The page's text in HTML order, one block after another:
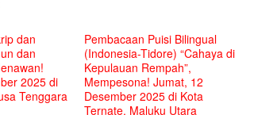
dan
dan
2025 di
Tenggara
Pembacaan Puisi Bilingual
(Indonesia-Tidore) “Cahaya di
Kepulauan Rempah”,
Mempesona! Jumat, 12
Desember 2025 di Kota
Ternate, Maluku Utara